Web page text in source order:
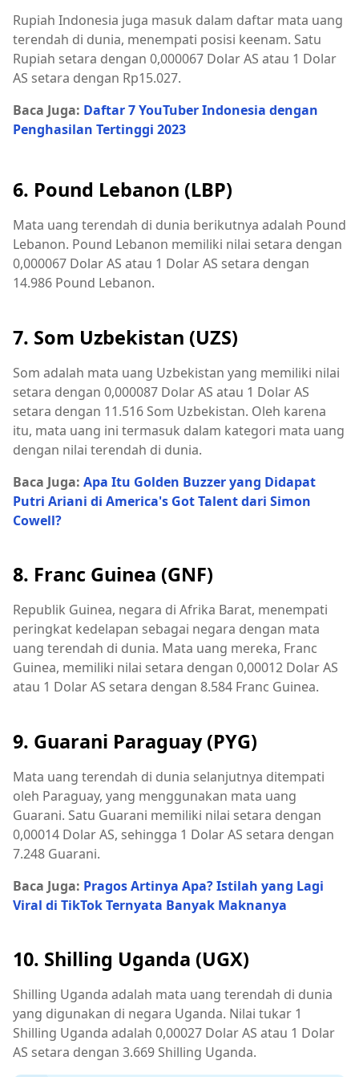
Rupiah Indonesia juga masuk dalam daftar mata uang
terendah di dunia, menempati posisi keenam. Satu
Rupiah setara dengan 0,000067 Dolar AS atau 1 Dolar
AS setara dengan Rp15.027.
Baca Juga: Daftar 7 YouTuber Indonesia dengan
Penghasilan Tertinggi 2023
6. Pound Lebanon (LBP)
Mata uang terendah di dunia berikutnya adalah Pound
Lebanon. Pound Lebanon memiliki nilai setara dengan
0,000067 Dolar AS atau 1 Dolar AS setara dengan
14.986 Pound Lebanon.
7. Som Uzbekistan (UZS)
Som adalah mata uang Uzbekistan yang memiliki nilai
setara dengan 0,000087 Dolar AS atau 1 Dolar AS
setara dengan 11.516 Som Uzbekistan. Oleh karena
itu, mata uang ini termasuk dalam kategori mata uang
dengan nilai terendah di dunia.
Baca Juga: Apa Itu Golden Buzzer yang Didapat
Putri Ariani di America's Got Talent dari Simon
Cowell?
8. Franc Guinea (GNF)
Republik Guinea, negara di Afrika Barat, menempati
peringkat kedelapan sebagai negara dengan mata
uang terendah di dunia. Mata uang mereka, Franc
Guinea, memiliki nilai setara dengan 0,00012 Dolar AS
atau 1 Dolar AS setara dengan 8.584 Franc Guinea.
9. Guarani Paraguay (PYG)
Mata uang terendah di dunia selanjutnya ditempati
oleh Paraguay, yang menggunakan mata uang
Guarani. Satu Guarani memiliki nilai setara dengan
0,00014 Dolar AS, sehingga 1 Dolar AS setara dengan
7.248 Guarani.
Baca Juga: Pragos Artinya Apa? Istilah yang Lagi
Viral di TikTok Ternyata Banyak Maknanya
10. Shilling Uganda (UGX)
Shilling Uganda adalah mata uang terendah di dunia
yang digunakan di negara Uganda. Nilai tukar 1
Shilling Uganda adalah 0,00027 Dolar AS atau 1 Dolar
AS setara dengan 3.669 Shilling Uganda.